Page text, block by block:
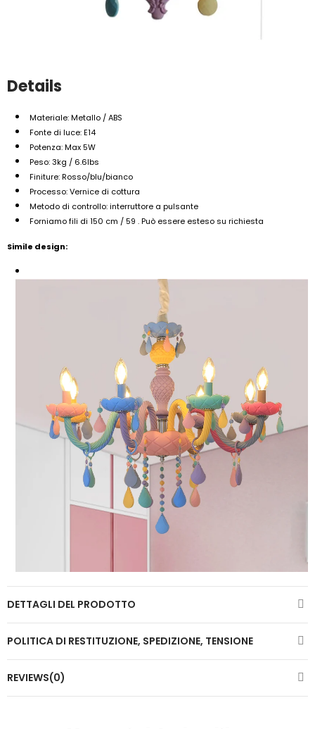
Details
Materiale: Metallo / ABS
Fonte di luce: E14
Potenza: Max 5W
Peso: 3kg / 6.6lbs
Finiture: Rosso/blu/bianco
Processo: Vernice di cottura
Metodo di controllo: interruttore a pulsante
Forniamo fili di 150 cm / 59 . Può essere esteso su richiesta
Simile design:
DETTAGLI DEL PRODOTTO
POLITICA DI RESTITUZIONE, SPEDIZIONE, TENSIONE
REVIEWS(0)